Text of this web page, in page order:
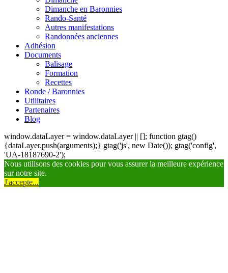
Dimanche en Baronnies
Rando-Santé
Autres manifestations
Randonnées anciennes
Adhésion
Documents
Balisage
Formation
Recettes
Ronde / Baronnies
Utilitaires
Partenaires
Blog
window.dataLayer = window.dataLayer || []; function gtag()
{dataLayer.push(arguments);} gtag('js', new Date()); gtag('config',
'UA-18187690-2');
Nous utilisons des cookies pour vous assurer la meilleure expérience
sur notre site.
J'accepte...